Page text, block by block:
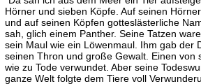
Hörner und sieben Köpfe. Auf seinen
und auf seinen Köpfen gotteslästerliche
sah, glich einem Panther. Seine Tatzen
sein Maul wie ein Löwenmaul. Ihm gab der
seinen Thron und große Gewalt. Einen von
wie zu Tode verwundet. Aber seine
ganze Welt folgte dem Tiere voll